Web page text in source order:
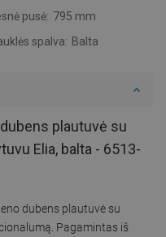
pusė: 795 mm
spalva: Balta
plautuvė su
Elia, balta - 6513-
dubens plautuvė su
Pagamintas iš